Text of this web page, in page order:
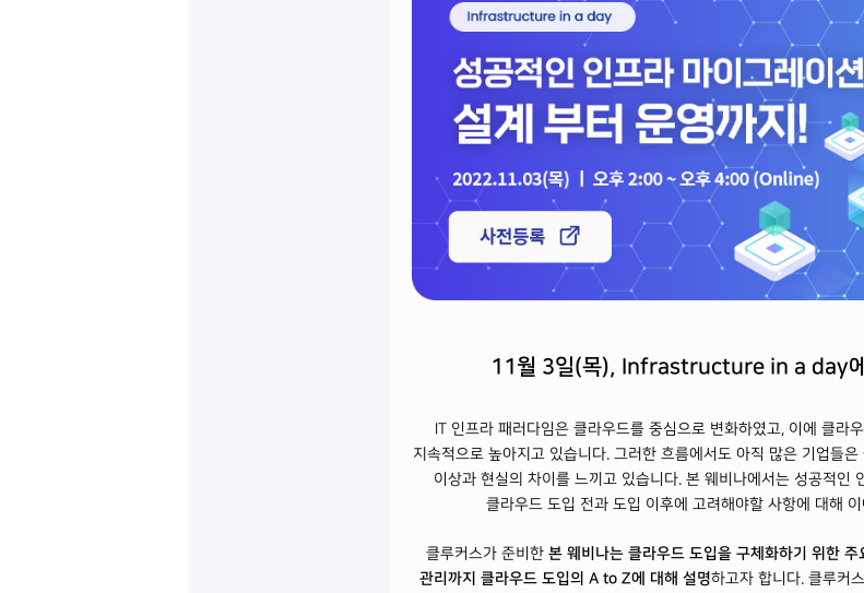
11월 3일(목), Infrastructure in a day
IT 인프라 패러다임은 클라우드를 중심으로 변화하였고, 이에 클라
지속적으로 높아지고 있습니다. 그러한 흐름에서도 아직 많은 기업들
이상과 현실의 차이를 느끼고 있습니다. 본 웨비나에서는 성공적인
클라우드 도입 전과 도입 이후에 고려해야할 사항에 대해 이
클루커스가 준비한 본 웨비나는 클라우드 도입을 구체화하기 위한
관리까지 클라우드 도입의 A to Z에 대해 설명하고자 합니다. 클루커